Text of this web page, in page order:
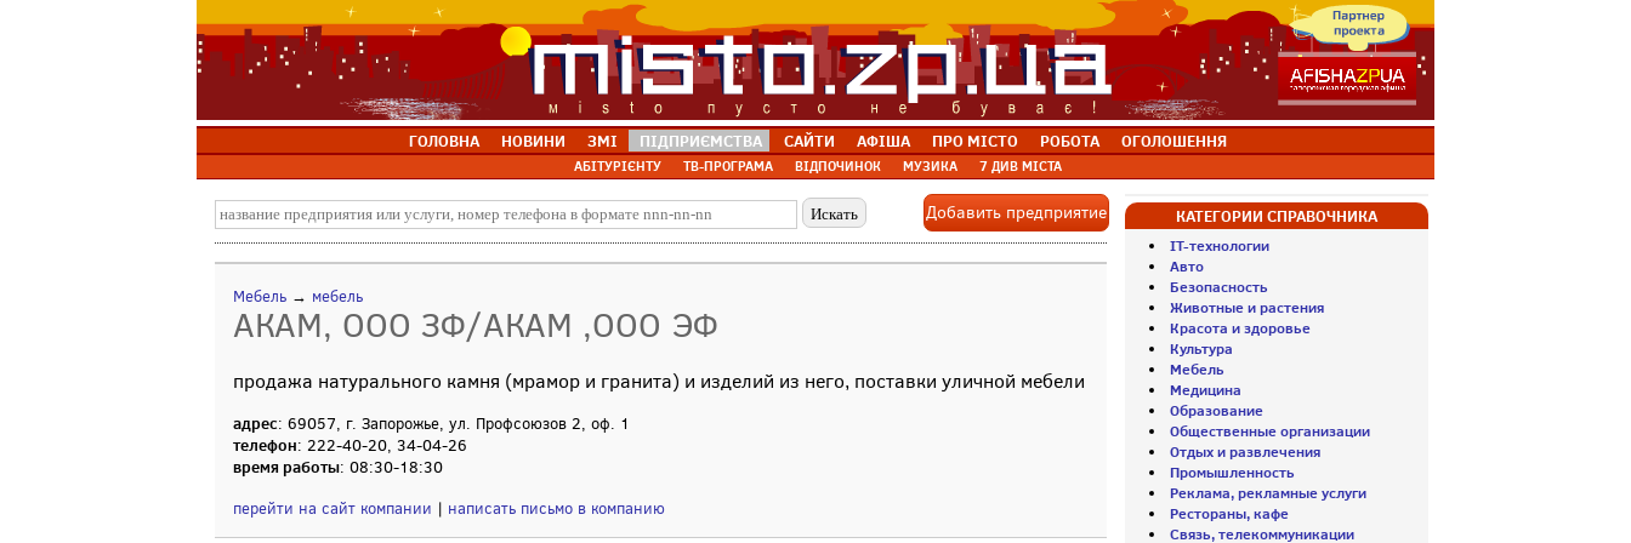
ГОЛОВНА НОВИНИ ЗМІ ПІДПРИЄМСТВА САЙТИ АФІША ПРО МІСТО РОБОТА ОГОЛОШЕННЯ
АБІТУРІЄНТУ ТВ-ПРОГРАМА ВІДПОЧИНОК МУЗИКА 7 ДИВ МІСТА
Добавить предприятие
Мебель → мебель
АКАМ, ООО ЗФ/АКАМ ,ООО ЭФ
продажа натурального камня (мрамор и гранита) и изделий из него, поставки уличной мебели
адрес: 69057, г. Запорожье, ул. Профсоюзов 2, оф. 1
телефон: 222-40-20, 34-04-26
время работы: 08:30-18:30
перейти на сайт компании | написать письмо в компанию
КАТЕГОРИИ СПРАВОЧНИКА
IT-технологии
Авто
Безопасность
Животные и растения
Красота и здоровье
Культура
Мебель
Медицина
Образование
Общественные организации
Отдых и развлечения
Промышленность
Реклама, рекламные услуги
Рестораны, кафе
Связь, телекоммуникации